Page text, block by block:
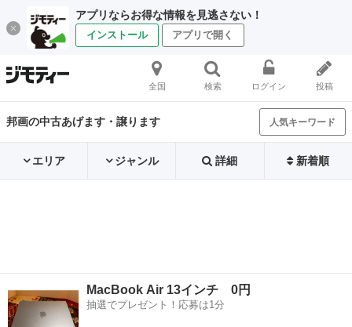
アプリならお得な情報を見逃さない！
インストール アプリで開く
全国 検索 ログイン 投稿
邦画の中古あげます・譲ります 人気キーワード
エリア ジャンル 詳細 新着順
MacBook Air 13インチ 0円
抽選でプレゼント！応募は1分